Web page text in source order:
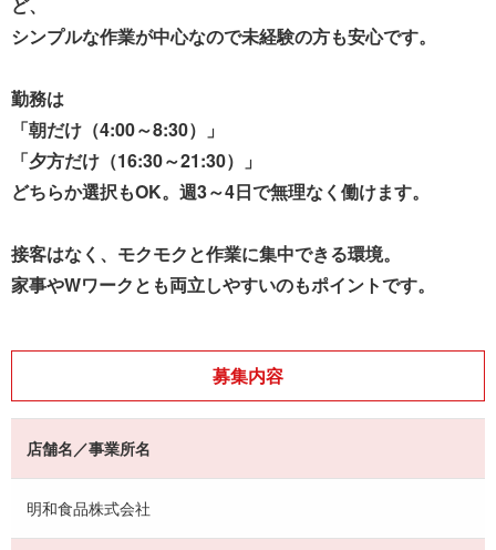
シンプルな作業が中心なので未経験の方も安心です。
勤務は
「朝だけ（4:00～8:30）」
「夕方だけ（16:30～21:30）」
どちらか選択もOK。週3～4日で無理なく働けます。
接客はなく、モクモクと作業に集中できる環境。
家事やWワークとも両立しやすいのもポイントです。
募集内容
店舗名／事業所名
明和食品株式会社